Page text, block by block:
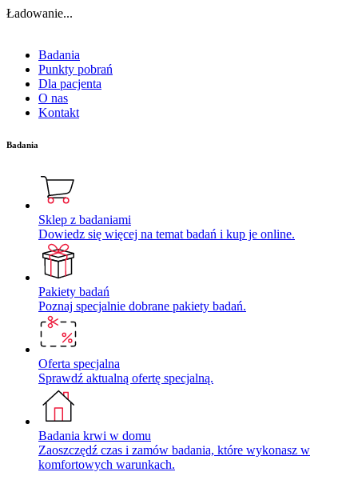
Ładowanie...
Badania
Punkty pobrań
Dla pacjenta
O nas
Kontakt
Badania
Sklep z badaniami
Dowiedz się więcej na temat badań i kup je online.
Pakiety badań
Poznaj specjalnie dobrane pakiety badań.
Oferta specjalna
Sprawdź aktualną ofertę specjalną.
Badania krwi w domu
Zaoszczędź czas i zamów badania, które wykonasz w
komfortowych warunkach.